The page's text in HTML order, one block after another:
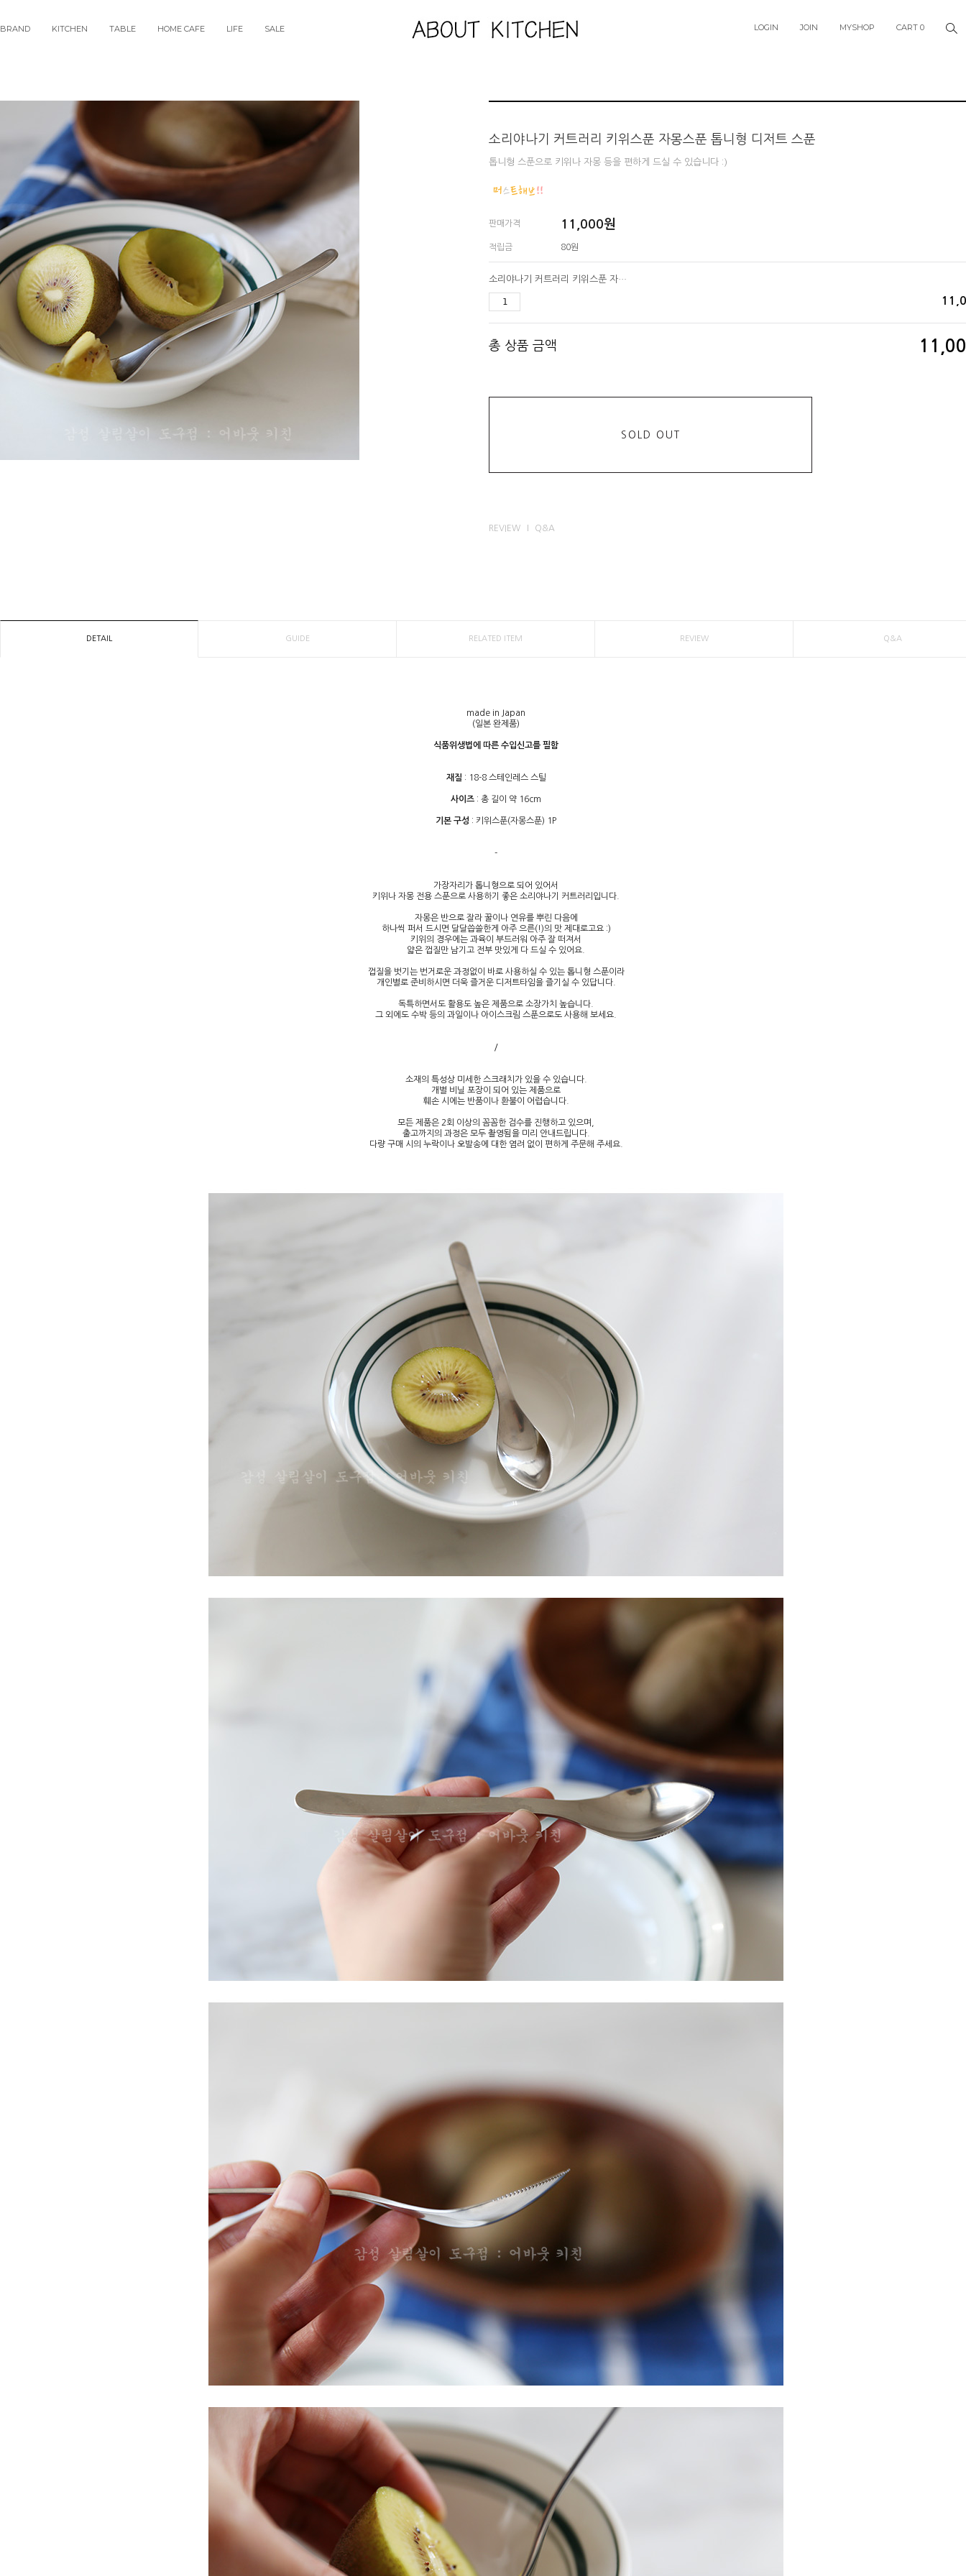
BRAND KITCHEN TABLE HOME CAFE LIFE SALE LOGIN JOIN MYSHOP CART 0
소리야나기 커트러리 키위스푼 자몽스푼 톱니형 디저트 스푼
톱니형 스푼으로 키위나 자몽 등을 편하게 드실 수 있습니다 :)
판매가격 11,000원
적립금 80원
소리야나기 커트러리 키위스푼 자몽스푼 톱니형 디저트 스푼
총 상품 금액
SOLD OUT
REVIEW Q&A
DETAIL GUIDE RELATED ITEM REVIEW Q&A
made in Japan
(일본 완제품)
식품위생법에 따른 수입신고를 필함
재질 : 18-8 스테인레스 스틸
사이즈 : 총 길이 약 16cm
기본 구성 : 키위스푼(자몽스푼) 1P
-
가장자리가 톱니형으로 되어 있어서
키위나 자몽 전용 스푼으로 사용하기 좋은 소리야나기 커트러리입니다.
자몽은 반으로 잘라 꿀이나 연유를 뿌린 다음에
하나씩 퍼서 드시면 달달씁쓸한게 아주 으른(!)의 맛 제대로고요 :)
키위의 경우에는 과육이 부드러워 아주 잘 떠져서
얇은 껍질만 남기고 전부 맛있게 다 드실 수 있어요.
껍질을 벗기는 번거로운 과정없이 바로 사용하실 수 있는 톱니형 스푼이라
개인별로 준비하시면 더욱 즐거운 디저트타임을 즐기실 수 있답니다.
독특하면서도 활용도 높은 제품으로 소장가치 높습니다.
그 외에도 수박 등의 과일이나 아이스크림 스푼으로도 사용해 보세요.
/
소재의 특성상 미세한 스크래치가 있을 수 있습니다.
개별 비닐 포장이 되어 있는 제품으로
훼손 시에는 반품이나 환불이 어렵습니다.
모든 제품은 2회 이상의 꼼꼼한 검수를 진행하고 있으며,
출고까지의 과정은 모두 촬영됨을 미리 안내드립니다.
다량 구매 시의 누락이나 오발송에 대한 염려 없이 편하게 주문해 주세요.